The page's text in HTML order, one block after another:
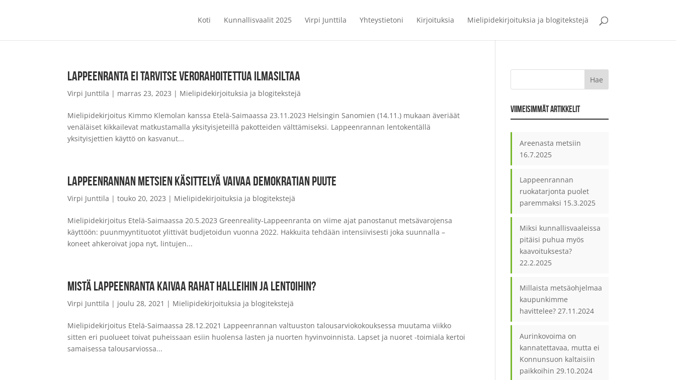
Koti Kunnallisvaalit 2025 Virpi Junttila Yhteystietoni Kirjoituksia Mielipidekirjoituksia ja blogitekstejä
LAPPEENRANTA EI TARVITSE VERORAHOITETTUA ILMASILTAA
Virpi Junttila | marras 23, 2023 | Mielipidekirjoituksia ja blogitekstejä
Mielipidekirjoitus Kimmo Klemolan kanssa Etelä-Saimaassa 23.11.2023 Helsingin Sanomien (14.11.) mukaan äveriäät
venäläiset kikkailevat matkustamalla yksityisjeteillä pakotteiden välttämiseksi. Lappeenrannan lentokentällä
yksityisjettien käyttö on kasvanut...
LAPPEENRANNAN METSIEN KÄSITTELYÄ VAIVAA DEMOKRATIAN PUUTE
Virpi Junttila |touko 20, 2023 | Mielipidekirjoituksia ja blogitekstejä
Mielipidekirjoitus Etelä-Saimaassa 20.5.2023 Greenreality-Lappeenranta on viime ajat panostanut metsävarojensa
käyttöön: puunmyyntituotot ylittivät budjetoidun vuonna 2022. Hakkuita tehdään intensiivisesti joka suunnalla –
koneet ahkeroivat jopa nyt, lintujen...
MISTÄ LAPPEENRANTA KAIVAA RAHAT HALLEIHIN JA LENTOIHIN?
Virpi Junttila | joulu 28, 2021 | Mielipidekirjoituksia ja blogitekstejä
Mielipidekirjoitus Etelä-Saimaassa 28.12.2021 Lappeenrannan valtuuston talousarviokokouksessa muutama viikko
sitten eri puolueet toivat puheissaan esiin huolensa lasten ja nuorten hyvinvoinnista. Lapset ja nuoret -toimiala kertoi
samaisessa talousarviossa...
VIIMEISIMMÄT ARTIKKELIT
Areenasta metsiin
16.7.2025
Lappeenrannan
ruokatarjonta puolet
paremmaksi 15.3.2025
Miksi kunnallisvaaleissa
pitäisi puhua myös
kaavoituksesta?
22.2.2025
Millaista metsäohjelmaa
kaupunkimme
havittelee? 27.11.2024
Aurinkovoima on
kannatettavaa, mutta ei
Konnunsuon kaltaisiin
paikkoihin 29.10.2024